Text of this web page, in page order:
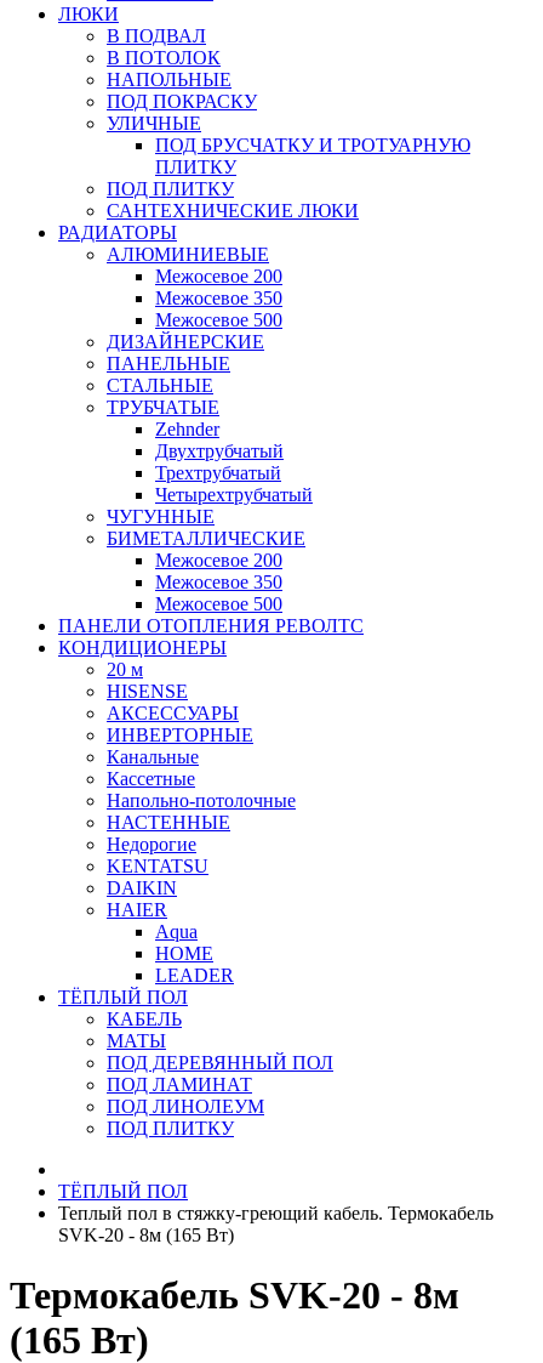
ЛЮКИ
В ПОДВАЛ
В ПОТОЛОК
НАПОЛЬНЫЕ
ПОД ПОКРАСКУ
УЛИЧНЫЕ
ПОД БРУСЧАТКУ И ТРОТУАРНУЮ
ПЛИТКУ
ПОД ПЛИТКУ
САНТЕХНИЧЕСКИЕ ЛЮКИ
РАДИАТОРЫ
АЛЮМИНИЕВЫЕ
Межосевое 200
Межосевое 350
Межосевое 500
ДИЗАЙНЕРСКИЕ
ПАНЕЛЬНЫЕ
СТАЛЬНЫЕ
ТРУБЧАТЫЕ
Zehnder
Двухтрубчатый
Трехтрубчатый
Четырехтрубчатый
ЧУГУННЫЕ
БИМЕТАЛЛИЧЕСКИЕ
Межосевое 200
Межосевое 350
Межосевое 500
ПАНЕЛИ ОТОПЛЕНИЯ РЕВОЛТС
КОНДИЦИОНЕРЫ
20 м
HISENSE
АКСЕССУАРЫ
ИНВЕРТОРНЫЕ
Канальные
Кассетные
Напольно-потолочные
НАСТЕННЫЕ
Недорогие
KENTATSU
DAIKIN
HAIER
Aqua
HOME
LEADER
ТЁПЛЫЙ ПОЛ
КАБЕЛЬ
МАТЫ
ПОД ДЕРЕВЯННЫЙ ПОЛ
ПОД ЛАМИНАТ
ПОД ЛИНОЛЕУМ
ПОД ПЛИТКУ
ТЁПЛЫЙ ПОЛ
Теплый пол в стяжку-греющий кабель. Термокабель
SVK-20 - 8м (165 Вт)
Термокабель SVK-20 - 8м
(165 Вт)